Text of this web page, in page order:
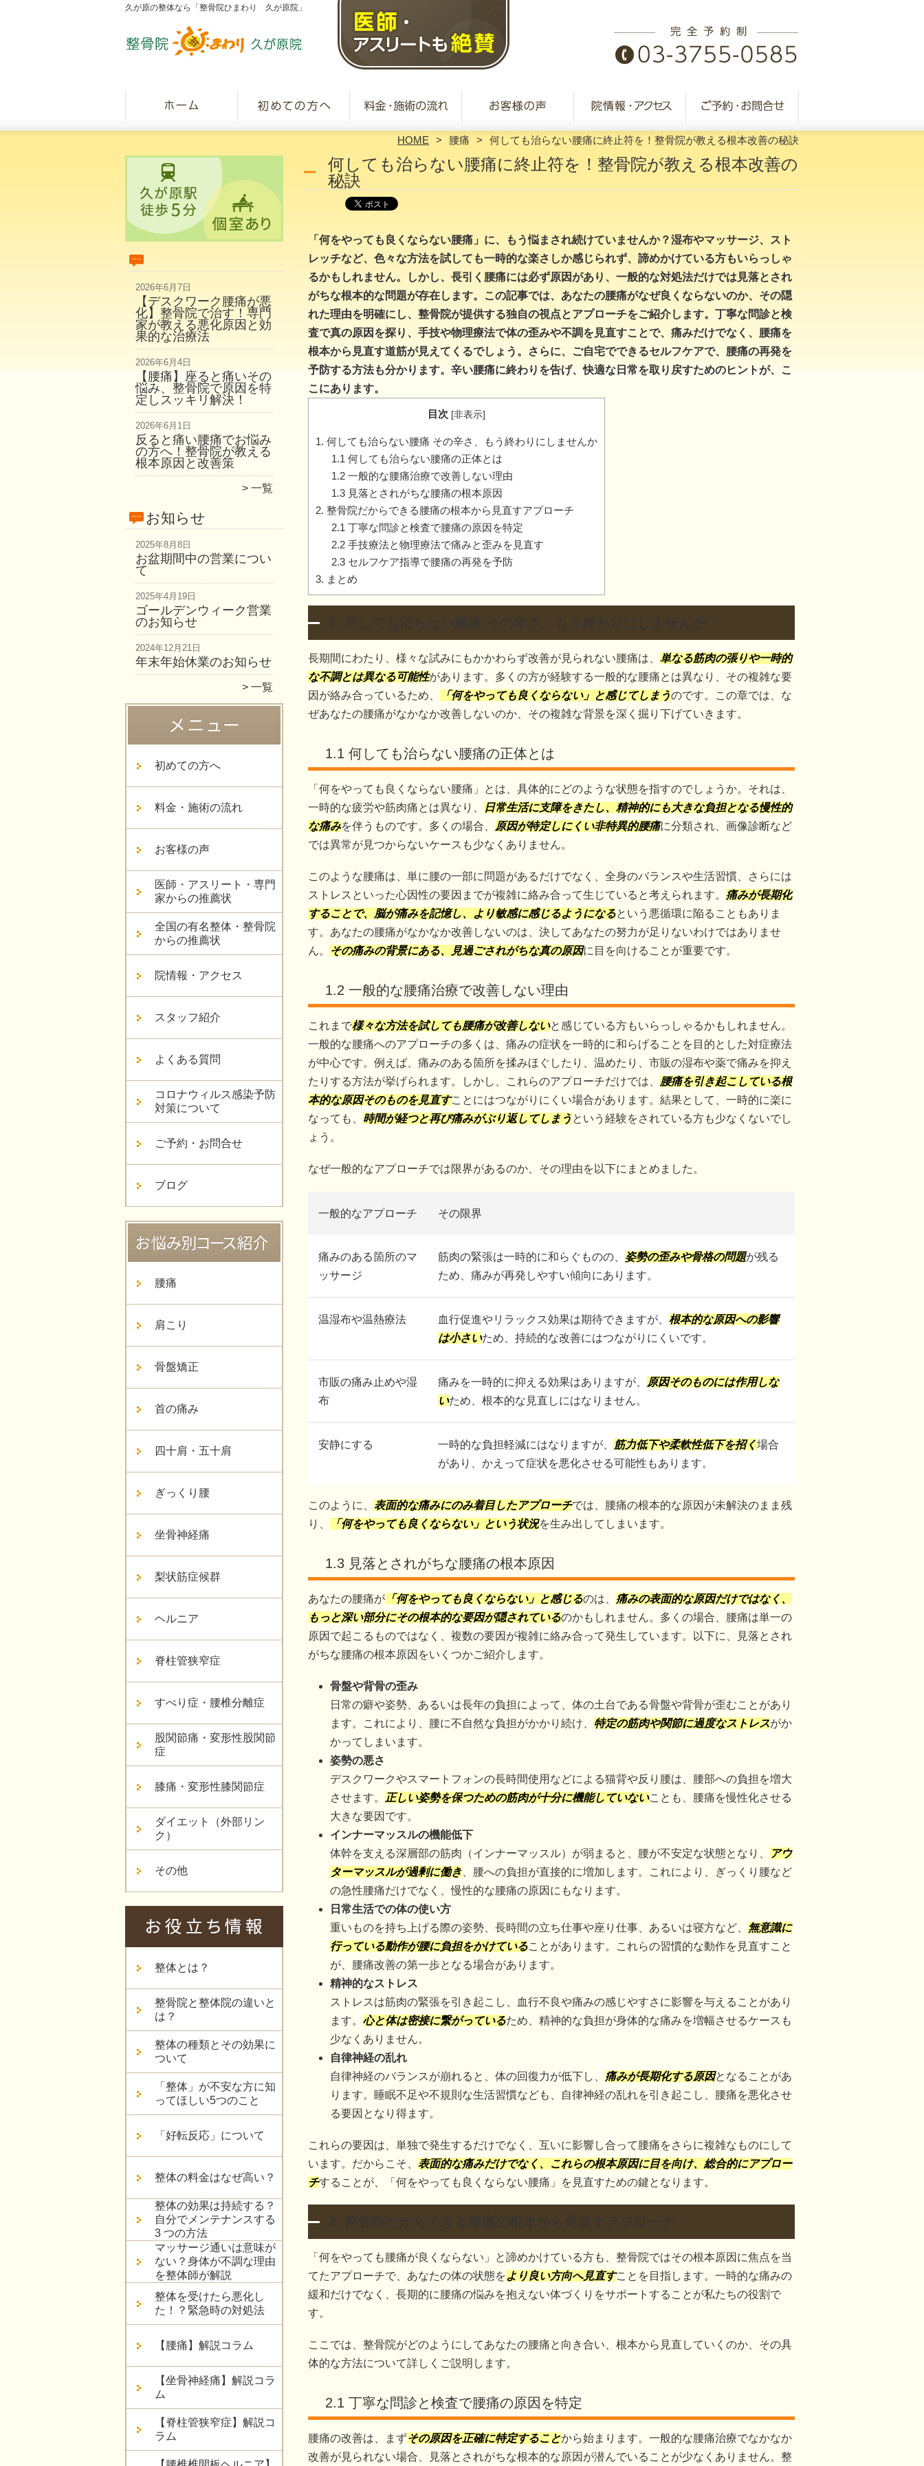
久が原の整体なら「整骨院ひまわり 久が原院」
HOME 腰痛 何しても治らない腰痛に終止符を！整骨院が教える根本改善の秘訣
2026年6月7日
【デスクワーク腰痛が悪
化】整骨院で治す！専門
家が教える悪化原因と効
果的な治療法
2026年6月4日
【腰痛】座ると痛いその
悩み、整骨院で原因を特
定しスッキリ解決！
2026年6月1日
反ると痛い腰痛でお悩み
の方へ！整骨院が教える
根本原因と改善策
一覧
お知らせ
2025年8月8日
お盆期間中の営業につい
て
2025年4月19日
ゴールデンウィーク営業
のお知らせ
2024年12月21日
年末年始休業のお知らせ
一覧
初めての方へ
料金・施術の流れ
お客様の声
医師・アスリート・専門
家からの推薦状
全国の有名整体・整骨院
からの推薦状
院情報・アクセス
スタッフ紹介
よくある質問
コロナウィルス感染予防
対策について
ご予約・お問合せ
ブログ
腰痛
肩こり
骨盤矯正
首の痛み
四十肩・五十肩
ぎっくり腰
坐骨神経痛
梨状筋症候群
ヘルニア
脊柱管狭窄症
すべり症・腰椎分離症
股関節痛・変形性股関節
症
膝痛・変形性膝関節症
ダイエット（外部リン
ク）
その他
整体とは？
整骨院と整体院の違いと
は？
整体の種類とその効果に
ついて
「整体」が不安な方に知
ってほしい5つのこと
「好転反応」について
整体の料金はなぜ高い？
整体の効果は持続する？
自分でメンテナンスする
3 つの方法
マッサージ通いは意味が
ない？身体が不調な理由
を整体師が解説
整体を受けたら悪化し
た！？緊急時の対処法
【腰痛】解説コラム
【坐骨神経痛】解説コラ
ム
【脊柱管狭窄症】解説コ
ラム
何しても治らない腰痛に終止符を！整骨院が教える根本改善の
秘訣
「何をやっても良くならない腰痛」に、もう悩まされ続けていませんか？湿布やマッサージ、スト
レッチなど、色々な方法を試しても一時的な楽さしか感じられず、諦めかけている方もいらっしゃ
るかもしれません。しかし、長引く腰痛には必ず原因があり、一般的な対処法だけでは見落とされ
がちな根本的な問題が存在します。この記事では、あなたの腰痛がなぜ良くならないのか、その隠
れた理由を明確にし、整骨院が提供する独自の視点とアプローチをご紹介します。丁寧な問診と検
査で真の原因を探り、手技や物理療法で体の歪みや不調を見直すことで、痛みだけでなく、腰痛を
根本から見直す道筋が見えてくるでしょう。さらに、ご自宅でできるセルフケアで、腰痛の再発を
予防する方法も分かります。辛い腰痛に終わりを告げ、快適な日常を取り戻すためのヒントが、こ
こにあります。
目次 [非表示]
1. 何しても治らない腰痛 その辛さ、もう終わりにしませんか
1.1 何しても治らない腰痛の正体とは
1.2 一般的な腰痛治療で改善しない理由
1.3 見落とされがちな腰痛の根本原因
2. 整骨院だからできる腰痛の根本から見直すアプローチ
2.1 丁寧な問診と検査で腰痛の原因を特定
2.2 手技療法と物理療法で痛みと歪みを見直す
2.3 セルフケア指導で腰痛の再発を予防
3. まとめ
長期間にわたり、様々な試みにもかかわらず改善が見られない腰痛は、 単なる筋肉の張りや一時的
な不調とは異なる可能性があります。多くの方が経験する一般的な腰痛とは異なり、その複雑な要
因が絡み合っているため、
「何をやっても良くならない」と感じてしまうのです。この章では、な
ぜあなたの腰痛がなかなか改善しないのか、その複雑な背景を深く掘り下げていきます。
1.1 何しても治らない腰痛の正体とは
「何をやっても良くならない腰痛」とは、具体的にどのような状態を指すのでしょうか。それは、
一時的な疲労や筋肉痛とは異なり、
日常生活に支障をきたし、精神的にも大きな負担となる慢性的
な痛みを伴うものです。多くの場合、 原因が特定しにくい非特異的腰痛に分類され、画像診断など
では異常が見つからないケースも少なくありません。
このような腰痛は、単に腰の一部に問題があるだけでなく、全身のバランスや生活習慣、さらには
ストレスといった心因性の要因までが複雑に絡み合って生じていると考えられます。 痛みが長期化
することで、脳が痛みを記憶し、より敏感に感じるようになるという悪循環に陥ることもありま
す。あなたの腰痛がなかなか改善しないのは、決してあなたの努力が足りないわけではありませ
ん。
その痛みの背景にある、見過ごされがちな真の原因に目を向けることが重要です。
1.2 一般的な腰痛治療で改善しない理由
これまで様々な方法を試しても腰痛が改善しないと感じている方もいらっしゃるかもしれません。
一般的な腰痛へのアプローチの多くは、痛みの症状を一時的に和らげることを目的とした対症療法
が中心です。例えば、痛みのある箇所を揉みほぐしたり、温めたり、市販の湿布や薬で痛みを抑え
たりする方法が挙げられます。しかし、これらのアプローチだけでは、 腰痛を引き起こしている根
本的な原因そのものを見直すことにはつながりにくい場合があります。結果として、一時的に楽に
なっても、 時間が経つと再び痛みがぶり返してしまう という経験をされている方も少なくないでし
ょう。
なぜ一般的なアプローチでは限界があるのか、その理由を以下にまとめました。
一般的なアプローチ その限界
痛みのある箇所のマ
ッサージ
筋肉の緊張は一時的に和らぐものの、 姿勢の歪みや骨格の問題が残る
ため、痛みが再発しやすい傾向にあります。
温湿布や温熱療法 血行促進やリラックス効果は期待できますが、 根本的な原因への影響
は小さいため、持続的な改善にはつながりにくいです。
市販の痛み止めや湿
布
痛みを一時的に抑える効果はありますが、
原因そのものには作用しな
いため、根本的な見直しにはなりません。
安静にする 一時的な負担軽減にはなりますが、 筋力低下や柔軟性低下を招く場合
があり、かえって症状を悪化させる可能性もあります。
このように、 表面的な痛みにのみ着目したアプローチでは、腰痛の根本的な原因が未解決のまま残
り、
「何をやっても良くならない」という状況を生み出してしまいます。
1.3 見落とされがちな腰痛の根本原因
あなたの腰痛が 「何をやっても良くならない」と感じるのは、 痛みの表面的な原因だけではなく、
もっと深い部分にその根本的な要因が隠されているのかもしれません。多くの場合、腰痛は単一の
原因で起こるものではなく、複数の要因が複雑に絡み合って発生しています。以下に、見落とされ
がちな腰痛の根本原因をいくつかご紹介します。
骨盤や背骨の歪み
日常の癖や姿勢、あるいは長年の負担によって、体の土台である骨盤や背骨が歪むことがあり
ます。これにより、腰に不自然な負担がかかり続け、 特定の筋肉や関節に過度なストレスがか
かってしまいます。
姿勢の悪さ
デスクワークやスマートフォンの長時間使用などによる猫背や反り腰は、腰部への負担を増大
させます。
正しい姿勢を保つための筋肉が十分に機能していないことも、腰痛を慢性化させる
大きな要因です。
インナーマッスルの機能低下
体幹を支える深層部の筋肉（インナーマッスル）が弱まると、腰が不安定な状態となり、
アウ
ターマッスルが過剰に働き 、腰への負担が直接的に増加します。これにより、ぎっくり腰など
の急性腰痛だけでなく、慢性的な腰痛の原因にもなります。
日常生活での体の使い方
重いものを持ち上げる際の姿勢、長時間の立ち仕事や座り仕事、あるいは寝方など、 無意識に
行っている動作が腰に負担をかけていることがあります。これらの習慣的な動作を見直すこと
が、腰痛改善の第一歩となる場合があります。
精神的なストレス
ストレスは筋肉の緊張を引き起こし、血行不良や痛みの感じやすさに影響を与えることがあり
ます。 心と体は密接に繋がっているため、精神的な負担が身体的な痛みを増幅させるケースも
少なくありません。
自律神経の乱れ
自律神経のバランスが崩れると、体の回復力が低下し、 痛みが長期化する原因となることがあ
ります。睡眠不足や不規則な生活習慣なども、自律神経の乱れを引き起こし、腰痛を悪化させ
る要因となり得ます。
これらの要因は、単独で発生するだけでなく、互いに影響し合って腰痛をさらに複雑なものにして
います。だからこそ、 表面的な痛みだけでなく、これらの根本原因に目を向け、総合的にアプロー
チすることが、「何をやっても良くならない腰痛」を見直すための鍵となります。
「何をやっても腰痛が良くならない」と諦めかけている方も、整骨院ではその根本原因に焦点を当
てたアプローチで、あなたの体の状態をより良い方向へ見直すことを目指します。一時的な痛みの
緩和だけでなく、長期的に腰痛の悩みを抱えない体づくりをサポートすることが私たちの役割で
す。
ここでは、整骨院がどのようにしてあなたの腰痛と向き合い、根本から見直していくのか、その具
体的な方法について詳しくご説明します。
2.1 丁寧な問診と検査で腰痛の原因を特定
腰痛の改善は、まずその原因を正確に特定することから始まります。一般的な腰痛治療でなかなか
改善が見られない場合、見落とされがちな根本的な原因が潜んでいることが少なくありません。整